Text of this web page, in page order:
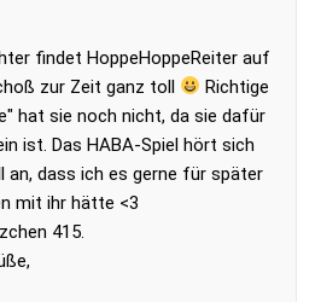
findet HoppeHoppeReiter auf
zur Zeit ganz toll
Richtige
hat sie noch nicht, da sie dafür
ist. Das HABA-Spiel hört sich
an, dass ich es gerne für später
mit ihr hätte <3
415.